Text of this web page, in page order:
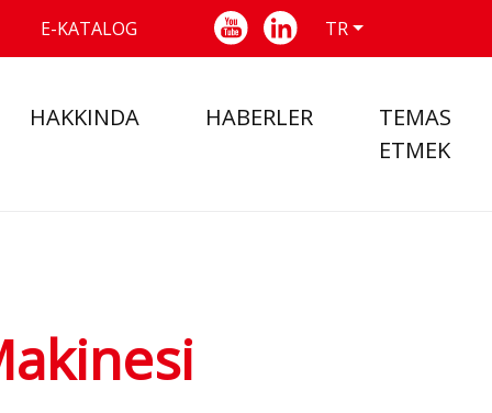
E-KATALOG TR
HAKKINDA HABERLER
TEMAS
ETMEK